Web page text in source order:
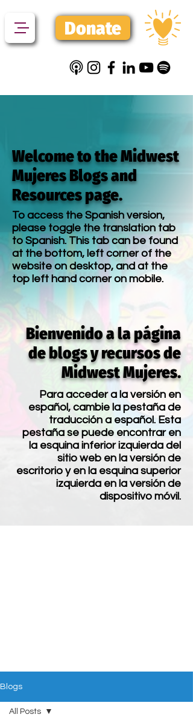
Donate
Welcome to the Midwest
Mujeres Blogs and
Resources page.
To access the Spanish version,
please toggle the translation tab
to Spanish. This tab can be found
at the bottom, left corner of the
website on desktop, and at the
top left hand corner on mobile.
Bienvenido a la página
de blogs y recursos de
Midwest Mujeres.
Para acceder a la versión en
español, cambie la pestaña de
traducción a español. Esta
pestaña se puede encontrar en
la esquina inferior izquierda del
sitio web en la versión de
escritorio y en la esquina superior
izquierda en la versión de
dispositivo móvil.
Blogs
All Posts